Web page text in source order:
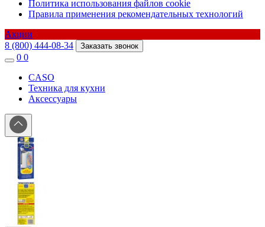
Политика использования файлов cookie
Правила применения рекомендательных технологий
Акции
8 (800) 444-08-34
Заказать звонок
0 0
CASO
Техника для кухни
Аксессуары